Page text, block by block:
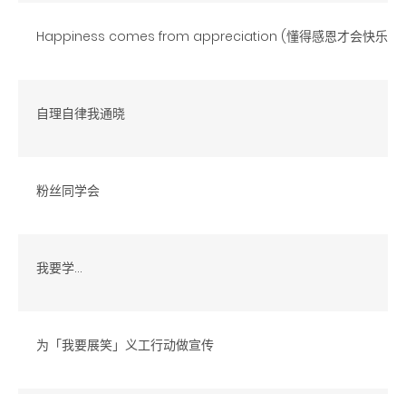
Happiness comes from appreciation (懂得感恩才会快乐)
自理自律我通晓
粉丝同学会
我要学...
为「我要展笑」义工行动做宣传